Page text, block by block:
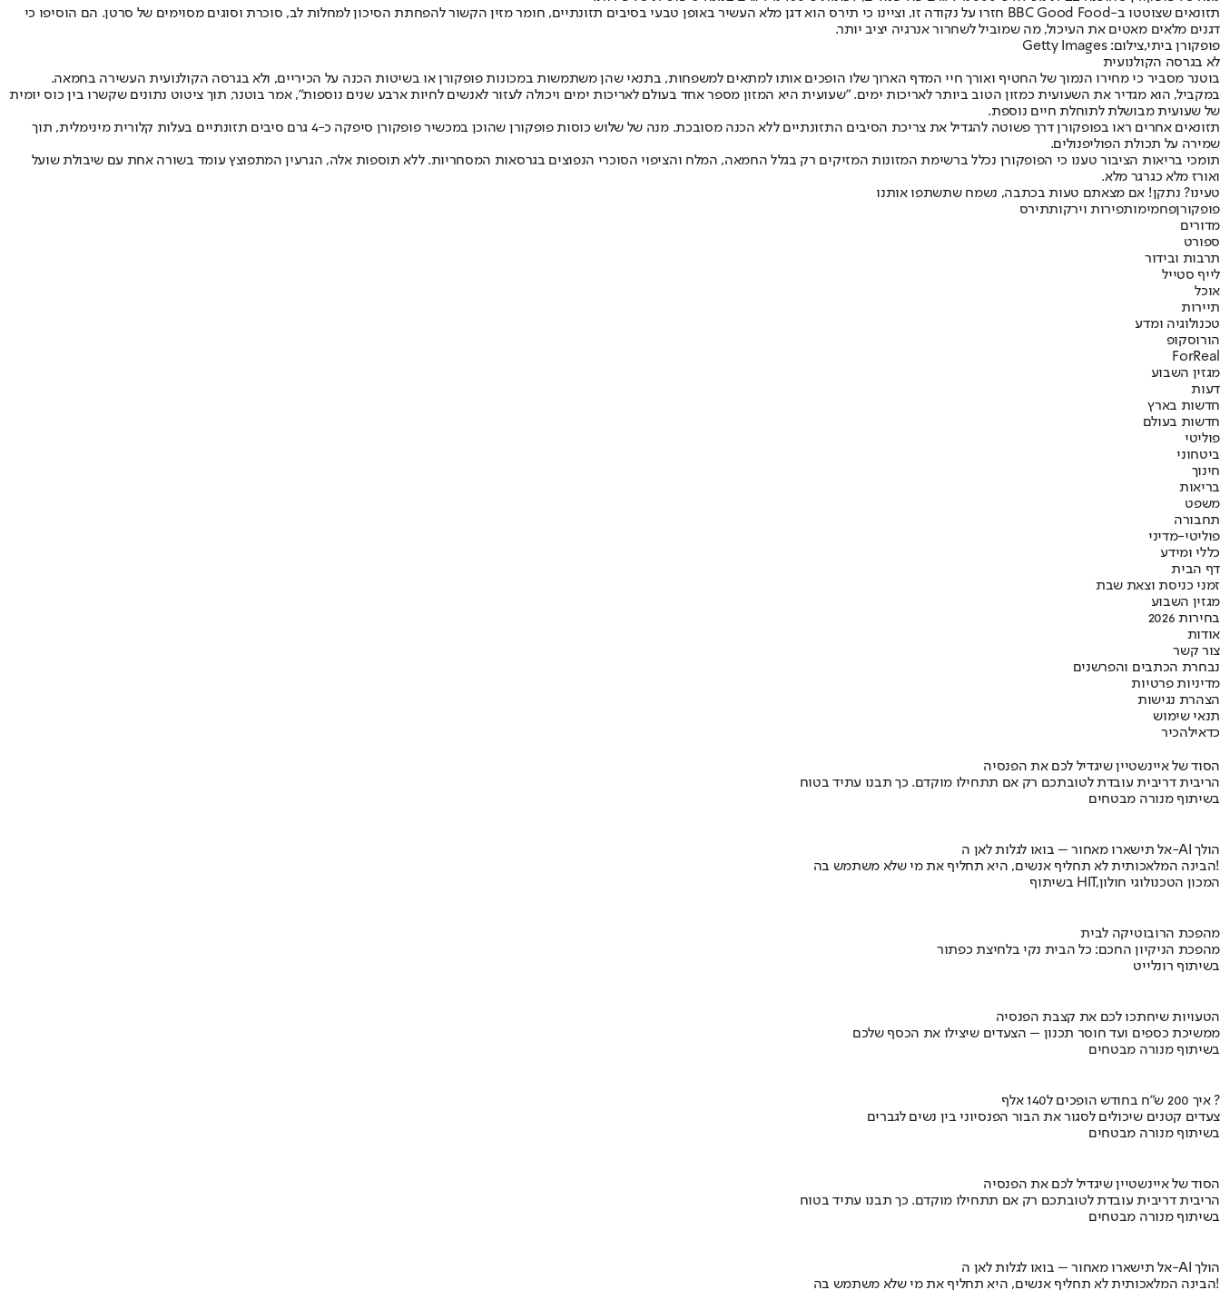
תזונאים שצוטטו ב-BBC Good Food חזרו על נקודה זו, וציינו כי תירס הוא דגן מלא העשיר באופן טבעי בסיבים תזונתיים, חומר מזין הקשור להפחתת הסיכון למחלות לב, סוכרת וסוגים מסוימים של סרטן. הם הוסיפו כי
דגנים מלאים מאטים את העיכול, מה שמוביל לשחרור אנרגיה יציב יותר.
פופקורן ביתי,צילום: Getty Images
לא בגרסה הקולנועית
בוטנר מסביר כי מחירו הנמוך של החטיף ואורך חיי המדף הארוך שלו הופכים אותו למתאים למשפחות, בתנאי שהן משתמשות במכונות פופקורן או בשיטות הכנה על הכיריים, ולא בגרסה הקולנועית העשירה בחמאה.
במקביל, הוא מגדיר את השעועית כמזון הטוב ביותר לאריכות ימים. "שעועית היא המזון מספר אחד בעולם לאריכות ימים ויכולה לעזור לאנשים לחיות ארבע שנים נוספות", אמר בוטנר, תוך ציטוט נתונים שקשרו בין כוס יומית
של שעועית מבושלת לתוחלת חיים נוספת.
תזונאים אחרים ראו בפופקורן דרך פשוטה להגדיל את צריכת הסיבים התזונתיים ללא הכנה מסובכת. מנה של שלוש כוסות פופקורן שהוכן במכשיר פופקורן סיפקה כ-4 גרם סיבים תזונתיים בעלות קלורית מינימלית, תוך
שמירה על תכולת הפוליפנולים.
תומכי בריאות הציבור טענו כי הפופקורן נכלל ברשימת המזונות המזיקים רק בגלל החמאה, המלח והציפוי הסוכרי הנפוצים בגרסאות המסחריות. ללא תוספות אלה, הגרעין המתפוצץ עומד בשורה אחת עם שיבולת שועל
ואורז מלא כגרגר מלא.
טעינו? נתקן! אם מצאתם טעות בכתבה, נשמח שתשתפו אותנו
פופקורןפחמימותפירות וירקותתירס
מדורים
ספורט
תרבות ובידור
לייף סטייל
אוכל
תיירות
טכנולוגיה ומדע
הורוסקופ
ForReal
מגזין השבוע
דעות
חדשות בארץ
חדשות בעולם
פוליטי
ביטחוני
חינוך
בריאות
משפט
תחבורה
פוליטי-מדיני
כללי ומידע
דף הבית
זמני כניסת וצאת שבת
מגזין השבוע
בחירות 2026
אודות
צור קשר
נבחרת הכתבים והפרשנים
מדיניות פרטיות
הצהרת נגישות
תנאי שימוש
כדאילהכיר
הסוד של איינשטיין שיגדיל לכם את הפנסיה
הריבית דריבית עובדת לטובתכם רק אם תתחילו מוקדם. כך תבנו עתיד בטוח
בשיתוף מנורה מבטחים
אל תישארו מאחור – בואו לגלות לאן ה-AI הולך
הבינה המלאכותית לא תחליף אנשים, היא תחליף את מי שלא משתמש בה!
בשיתוף HIT,המכון הטכנולוגי חולון
מהפכת הרובוטיקה לבית
מהפכת הניקיון החכם: כל הבית נקי בלחיצת כפתור
בשיתוף רונלייט
הטעויות שיחתכו לכם את קצבת הפנסיה
ממשיכת כספים ועד חוסר תכנון – הצעדים שיצילו את הכסף שלכם
בשיתוף מנורה מבטחים
איך 200 ש"ח בחודש הופכים ל140 אלף ?
צעדים קטנים שיכולים לסגור את הבור הפנסיוני בין נשים לגברים
בשיתוף מנורה מבטחים
הסוד של איינשטיין שיגדיל לכם את הפנסיה
הריבית דריבית עובדת לטובתכם רק אם תתחילו מוקדם. כך תבנו עתיד בטוח
בשיתוף מנורה מבטחים
אל תישארו מאחור – בואו לגלות לאן ה-AI הולך
הבינה המלאכותית לא תחליף אנשים, היא תחליף את מי שלא משתמש בה!